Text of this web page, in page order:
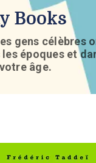
Books
gens célèbres
époques et
âge.